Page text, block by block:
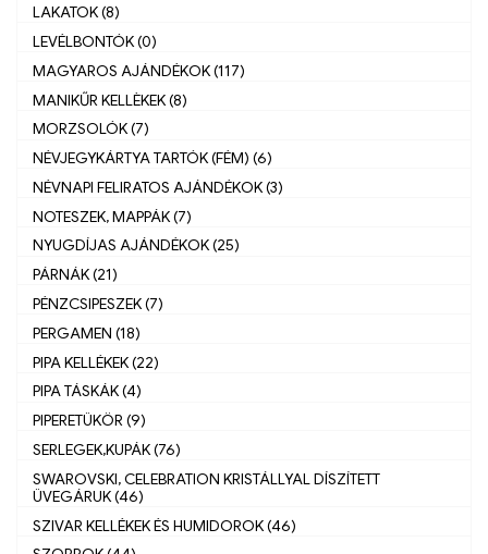
LAKATOK (8)
LEVÉLBONTÓK (0)
MAGYAROS AJÁNDÉKOK (117)
MANIKŰR KELLÈKEK (8)
MORZSOLÓK (7)
NÉVJEGYKÁRTYA TARTÓK (FÉM) (6)
NÉVNAPI FELIRATOS AJÁNDÉKOK (3)
NOTESZEK, MAPPÁK (7)
NYUGDÍJAS AJÁNDÉKOK (25)
PÁRNÁK (21)
PÉNZCSIPESZEK (7)
PERGAMEN (18)
PIPA KELLÉKEK (22)
PIPA TÁSKÁK (4)
PIPERETÜKÖR (9)
SERLEGEK,KUPÁK (76)
SWAROVSKI, CELEBRATION KRISTÁLLYAL DÍSZÍTETT
ÜVEGÁRUK (46)
SZIVAR KELLÉKEK ÉS HUMIDOROK (46)